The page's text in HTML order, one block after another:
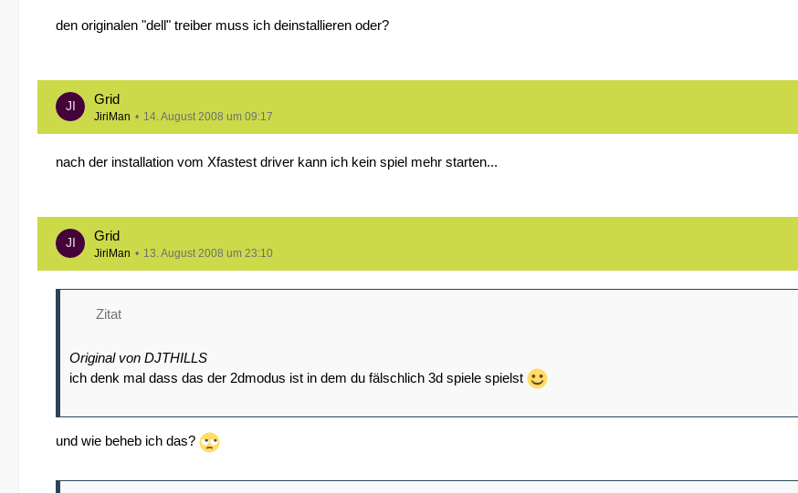
den originalen "dell" treiber muss ich deinstallieren oder?
Grid
JiriMan 14. August 2008 um 09:17
nach der installation vom Xfastest driver kann ich kein spiel mehr starten...
Grid
JiriMan 13. August 2008 um 23:10
Zitat
Original von DJTHILLS
ich denk mal dass das der 2dmodus ist in dem du fälschlich 3d spiele spielst
und wie beheb ich das?